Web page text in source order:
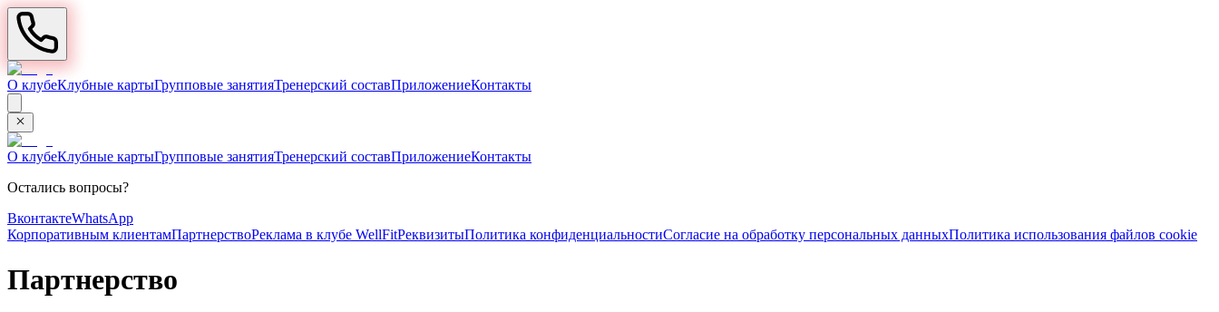
О клубеКлубные картыГрупповые занятияТренерский составПриложениеКонтакты
О клубеКлубные картыГрупповые занятияТренерский составПриложениеКонтакты
Остались вопросы?
ВконтактеWhatsApp
Корпоративным клиентамПартнерствоРеклама в клубе WellFitРеквизитыПолитика конфиденциальностиСогласие на обработку персональных данныхПолитика использования файлов cookie
Партнерство